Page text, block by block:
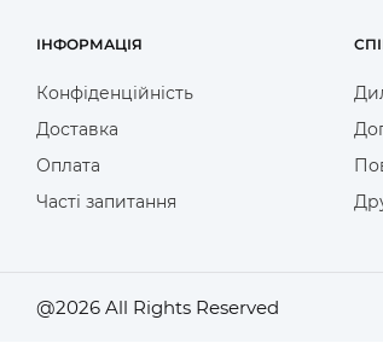
ІНФОРМАЦІЯ
Конфіденційність
Доставка
Оплата
Часті запитання
@2026 All Rights Reserved